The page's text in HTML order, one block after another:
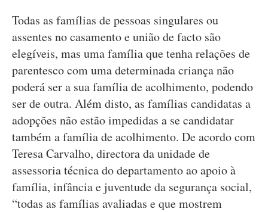
Todas as famílias de pessoas singulares ou
assentes no casamento e união de facto são
elegíveis, mas uma família que tenha relações de
parentesco com uma determinada criança não
poderá ser a sua família de acolhimento, podendo
ser de outra. Além disto, as famílias candidatas a
adopções não estão impedidas a se candidatar
também a família de acolhimento. De acordo com
Teresa Carvalho, directora da unidade de
assessoria técnica do departamento ao apoio à
família, infância e juventude da segurança social,
“todas as famílias avaliadas e que mostrem